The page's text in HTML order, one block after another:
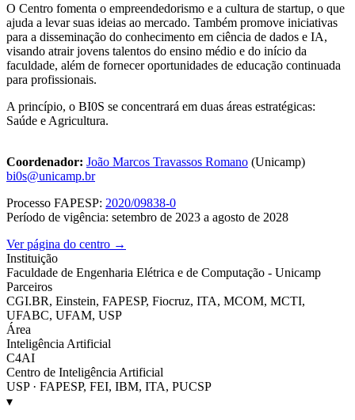
O Centro fomenta o empreendedorismo e a cultura de startup, o que
ajuda a levar suas ideias ao mercado. Também promove iniciativas
para a disseminação do conhecimento em ciência de dados e IA,
visando atrair jovens talentos do ensino médio e do início da
faculdade, além de fornecer oportunidades de educação continuada
para profissionais.
A princípio, o BI0S se concentrará em duas áreas estratégicas:
Saúde e Agricultura.
Coordenador: João Marcos Travassos Romano (Unicamp)
bi0s@unicamp.br
Processo FAPESP: 2020/09838-0
Período de vigência: setembro de 2023 a agosto de 2028
Ver página do centro →
Instituição
Faculdade de Engenharia Elétrica e de Computação - Unicamp
Parceiros
CGI.BR, Einstein, FAPESP, Fiocruz, ITA, MCOM, MCTI,
UFABC, UFAM, USP
Área
Inteligência Artificial
C4AI
Centro de Inteligência Artificial
USP · FAPESP, FEI, IBM, ITA, PUCSP
▾